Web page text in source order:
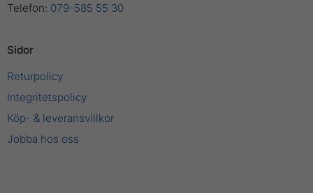
Telefon: 079-585 55 30
Sidor
Returpolicy
Integritetspolicy
Köp- & leveransvillkor
Jobba hos oss